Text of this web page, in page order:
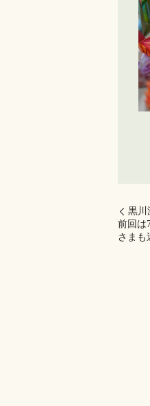
黒川
前回は
さまも